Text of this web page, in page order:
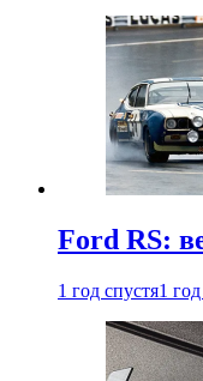
Ford RS:
1 год спустя1